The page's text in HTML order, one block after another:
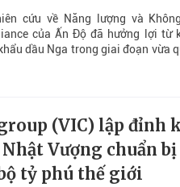
cứu về Năng lượng và
của Ấn Độ đã hưởng lợi từ
dầu Nga trong giai đoạn vừa
(VIC) lập đỉnh
Vượng chuẩn
tỷ phú thế giới